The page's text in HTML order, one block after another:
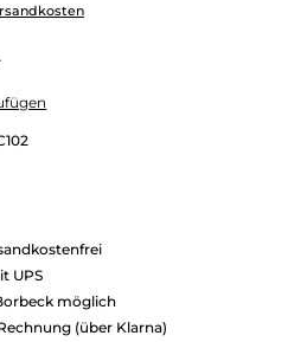
UPS
möglich
(über Klarna)